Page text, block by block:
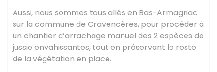
Aussi, nous sommes tous allés en Bas-Armagnac
sur la commune de Cravencères, pour procéder à
un chantier d’arrachage manuel des 2 espèces de
jussie envahissantes, tout en préservant le reste
de la végétation en place.